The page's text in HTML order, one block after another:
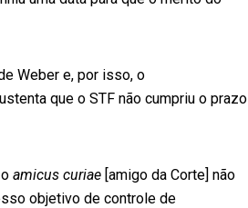
Weber e, por isso, o
que o STF não cumpriu o prazo
amicus curiae [amigo da Corte] não
objetivo de controle de